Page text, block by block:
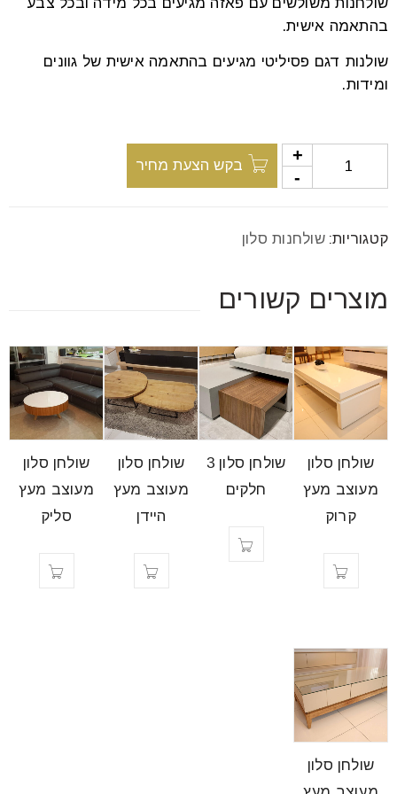
בהתאמה אישית.
שולנות דגם פסיליטי מגיעים בהתאמה אישית של גוונים
ומידות.
בקש הצעת מחיר
קטגוריות: שולחנות סלון
מוצרים קשורים
שולחן סלון
מעוצב מעץ
קרוק
שולחן סלון 3
חלקים
שולחן סלון
מעוצב מעץ
היידן
שולחן סלון
מעוצב מעץ
סליק
שולחן סלון
font_download סמן קישורים
האפשרויות